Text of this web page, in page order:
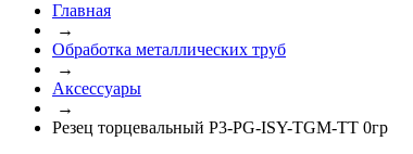
Главная
→
Обработка металлических труб
→
Аксессуары
→
Резец торцевальный P3-PG-ISY-TGM-ТТ 0гр